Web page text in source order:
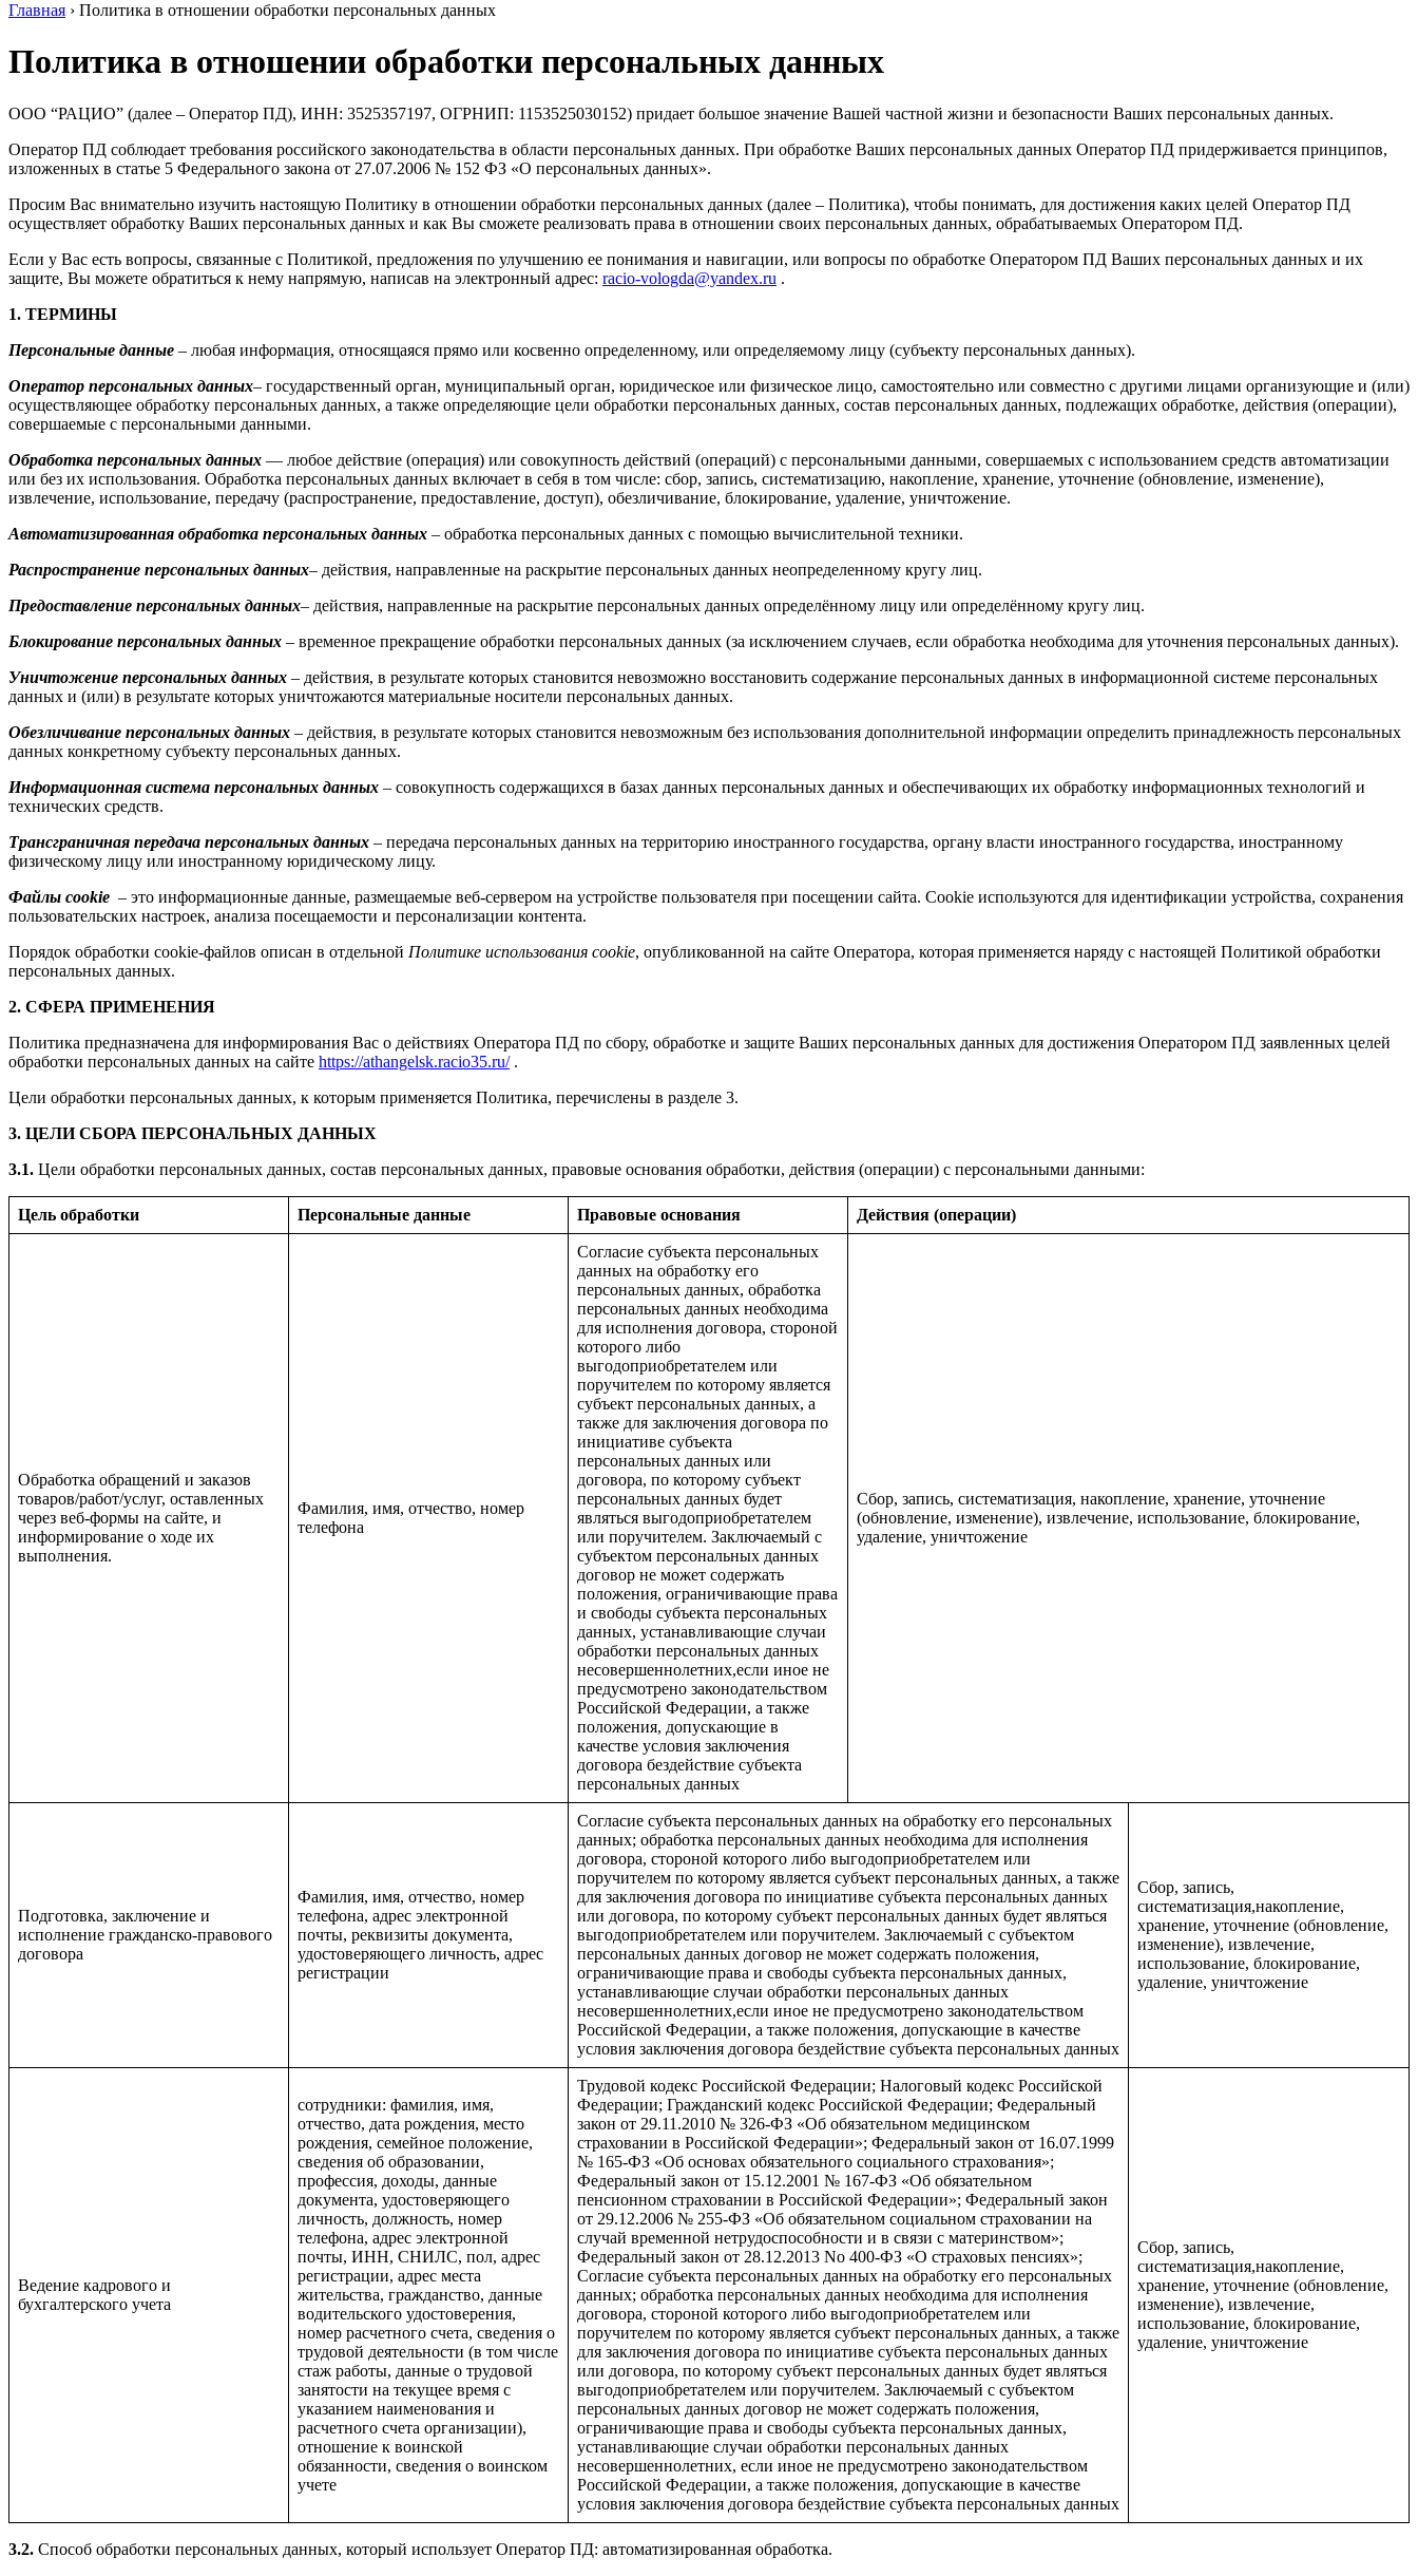
Главная › Политика в отношении обработки персональных данных
Политика в отношении обработки персональных данных
ООО “РАЦИО” (далее – Оператор ПД), ИНН: 3525357197, ОГРНИП: 1153525030152) придает большое значение Вашей частной жизни и безопасности Ваших персональных данных.
Оператор ПД соблюдает требования российского законодательства в области персональных данных. При обработке Ваших персональных данных Оператор ПД придерживается принципов,
изложенных в статье 5 Федерального закона от 27.07.2006 № 152 ФЗ «О персональных данных».
Просим Вас внимательно изучить настоящую Политику в отношении обработки персональных данных (далее – Политика), чтобы понимать, для достижения каких целей Оператор ПД
осуществляет обработку Ваших персональных данных и как Вы сможете реализовать права в отношении своих персональных данных, обрабатываемых Оператором ПД.
Если у Вас есть вопросы, связанные с Политикой, предложения по улучшению ее понимания и навигации, или вопросы по обработке Оператором ПД Ваших персональных данных и их
защите, Вы можете обратиться к нему напрямую, написав на электронный адрес: racio-vologda@yandex.ru .
1. ТЕРМИНЫ
Персональные данные – любая информация, относящаяся прямо или косвенно определенному, или определяемому лицу (субъекту персональных данных).
Оператор персональных данных– государственный орган, муниципальный орган, юридическое или физическое лицо, самостоятельно или совместно с другими лицами организующие и (или)
осуществляющее обработку персональных данных, а также определяющие цели обработки персональных данных, состав персональных данных, подлежащих обработке, действия (операции),
совершаемые с персональными данными.
Обработка персональных данных — любое действие (операция) или совокупность действий (операций) с персональными данными, совершаемых с использованием средств автоматизации
или без их использования. Обработка персональных данных включает в себя в том числе: сбор, запись, систематизацию, накопление, хранение, уточнение (обновление, изменение),
извлечение, использование, передачу (распространение, предоставление, доступ), обезличивание, блокирование, удаление, уничтожение.
Автоматизированная обработка персональных данных – обработка персональных данных с помощью вычислительной техники.
Распространение персональных данных– действия, направленные на раскрытие персональных данных неопределенному кругу лиц.
Предоставление персональных данных– действия, направленные на раскрытие персональных данных определённому лицу или определённому кругу лиц.
Блокирование персональных данных – временное прекращение обработки персональных данных (за исключением случаев, если обработка необходима для уточнения персональных данных).
Уничтожение персональных данных – действия, в результате которых становится невозможно восстановить содержание персональных данных в информационной системе персональных
данных и (или) в результате которых уничтожаются материальные носители персональных данных.
Обезличивание персональных данных – действия, в результате которых становится невозможным без использования дополнительной информации определить принадлежность персональных
данных конкретному субъекту персональных данных.
Информационная система персональных данных – совокупность содержащихся в базах данных персональных данных и обеспечивающих их обработку информационных технологий и
технических средств.
Трансграничная передача персональных данных – передача персональных данных на территорию иностранного государства, органу власти иностранного государства, иностранному
физическому лицу или иностранному юридическому лицу.
Файлы cookie – это информационные данные, размещаемые веб-сервером на устройстве пользователя при посещении сайта. Cookie используются для идентификации устройства, сохранения
пользовательских настроек, анализа посещаемости и персонализации контента.
Порядок обработки cookie-файлов описан в отдельной Политике использования cookie, опубликованной на сайте Оператора, которая применяется наряду с настоящей Политикой обработки
персональных данных.
2. СФЕРА ПРИМЕНЕНИЯ
Политика предназначена для информирования Вас о действиях Оператора ПД по сбору, обработке и защите Ваших персональных данных для достижения Оператором ПД заявленных целей
обработки персональных данных на сайте https://athangelsk.racio35.ru/.
Цели обработки персональных данных, к которым применяется Политика, перечислены в разделе 3.
3. ЦЕЛИ СБОРА ПЕРСОНАЛЬНЫХ ДАННЫХ
3.1. Цели обработки персональных данных, состав персональных данных, правовые основания обработки, действия (операции) с персональными данными:
Цель обработки Персональные данные Правовые основания Действия (операции)
Обработка обращений и заказов
товаров/работ/услуг, оставленных
через веб-формы на сайте, и
информирование о ходе их
выполнения.
Фамилия, имя, отчество, номер
телефона
Согласие субъекта персональных
данных на обработку его
персональных данных, обработка
персональных данных необходима
для исполнения договора, стороной
которого либо
выгодоприобретателем или
поручителем по которому является
субъект персональных данных, а
также для заключения договора по
инициативе субъекта
персональных данных или
договора, по которому субъект
персональных данных будет
являться выгодоприобретателем
или поручителем. Заключаемый с
субъектом персональных данных
договор не может содержать
положения, ограничивающие права
и свободы субъекта персональных
данных, устанавливающие случаи
обработки персональных данных
несовершеннолетних,если иное не
предусмотрено законодательством
Российской Федерации, а также
положения, допускающие в
качестве условия заключения
договора бездействие субъекта
персональных данных
Сбор, запись, систематизация, накопление, хранение, уточнение
(обновление, изменение), извлечение, использование, блокирование,
удаление, уничтожение
Подготовка, заключение и
исполнение гражданско-правового
договора
Фамилия, имя, отчество, номер
телефона, адрес электронной
почты, реквизиты документа,
удостоверяющего личность, адрес
регистрации
Согласие субъекта персональных данных на обработку его персональных
данных; обработка персональных данных необходима для исполнения
договора, стороной которого либо выгодоприобретателем или
поручителем по которому является субъект персональных данных, а также
для заключения договора по инициативе субъекта персональных данных
или договора, по которому субъект персональных данных будет являться
выгодоприобретателем или поручителем. Заключаемый с субъектом
персональных данных договор не может содержать положения,
ограничивающие права и свободы субъекта персональных данных,
устанавливающие случаи обработки персональных данных
несовершеннолетних,если иное не предусмотрено законодательством
Российской Федерации, а также положения, допускающие в качестве
условия заключения договора бездействие субъекта персональных данных
Сбор, запись,
систематизация,накопление,
хранение, уточнение (обновление,
изменение), извлечение,
использование, блокирование,
удаление, уничтожение
Ведение кадрового и
бухгалтерского учета
сотрудники: фамилия, имя,
отчество, дата рождения, место
рождения, семейное положение,
сведения об образовании,
профессия, доходы, данные
документа, удостоверяющего
личность, должность, номер
телефона, адрес электронной
почты, ИНН, СНИЛС, пол, адрес
регистрации, адрес места
жительства, гражданство, данные
водительского удостоверения,
номер расчетного счета, сведения о
трудовой деятельности (в том числе
стаж работы, данные о трудовой
занятости на текущее время с
указанием наименования и
расчетного счета организации),
отношение к воинской
обязанности, сведения о воинском
учете
Трудовой кодекс Российской Федерации; Налоговый кодекс Российской
Федерации; Гражданский кодекс Российской Федерации; Федеральный
закон от 29.11.2010 № 326-ФЗ «Об обязательном медицинском
страховании в Российской Федерации»; Федеральный закон от 16.07.1999
№ 165-ФЗ «Об основах обязательного социального страхования»;
Федеральный закон от 15.12.2001 № 167-ФЗ «Об обязательном
пенсионном страховании в Российской Федерации»; Федеральный закон
от 29.12.2006 № 255-ФЗ «Об обязательном социальном страховании на
случай временной нетрудоспособности и в связи с материнством»;
Федеральный закон от 28.12.2013 No 400-ФЗ «О страховых пенсиях»;
Согласие субъекта персональных данных на обработку его персональных
данных; обработка персональных данных необходима для исполнения
договора, стороной которого либо выгодоприобретателем или
поручителем по которому является субъект персональных данных, а также
для заключения договора по инициативе субъекта персональных данных
или договора, по которому субъект персональных данных будет являться
выгодоприобретателем или поручителем. Заключаемый с субъектом
персональных данных договор не может содержать положения,
ограничивающие права и свободы субъекта персональных данных,
устанавливающие случаи обработки персональных данных
несовершеннолетних, если иное не предусмотрено законодательством
Российской Федерации, а также положения, допускающие в качестве
условия заключения договора бездействие субъекта персональных данных
Сбор, запись,
систематизация,накопление,
хранение, уточнение (обновление,
изменение), извлечение,
использование, блокирование,
удаление, уничтожение
3.2. Способ обработки персональных данных, который использует Оператор ПД: автоматизированная обработка.